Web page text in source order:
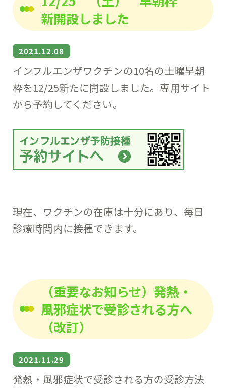
新開設しました
2021.12.08
インフルエンザワクチンの10名の土曜早朝
枠を12/25新たに開設しました。専用サイト
から予約してください。
現在、ワクチンの在庫は十分にあり、毎日
診療時間内に接種できます。
（重要なお知らせ）発熱・
風邪症状で受診される方へ
（改訂）
2021.11.29
発熱・風邪症状で受診される方の受診方法